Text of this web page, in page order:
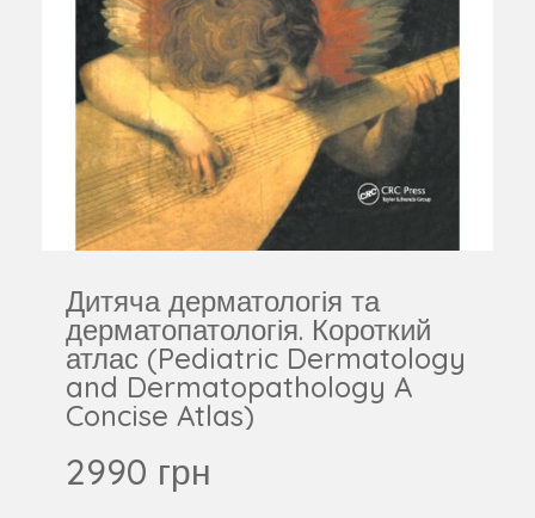
Дитяча дерматологія та
дерматопатологія. Короткий
атлас (Pediatric Dermatology
and Dermatopathology A
Concise Atlas)
2990 грн